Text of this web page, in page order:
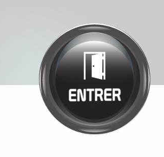
Bienvenue chez
JULIE CARPIO
Cliquez pour entrer